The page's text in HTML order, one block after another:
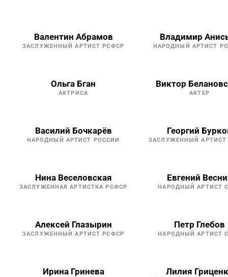
Валентин Абрамов
ЗАСЛУЖЕННЫЙ АРТИСТ РСФСР
Владимир
НАРОДНЫЙ АРТИСТ
Ольга Бган
АКТРИСА
Виктор
АКТЕР
Василий Бочкарёв
НАРОДНЫЙ АРТИСТ РОССИИ
Георгий
ЗАСЛУЖЕННЫЙ АРТИСТ
Нина Веселовская
ЗАСЛУЖЕННАЯ АРТИСТКА РСФСР
Евгений
НАРОДНЫЙ АРТИСТ
Алексей Глазырин
ЗАСЛУЖЕННЫЙ АРТИСТ РСФСР
Петр Глебов
НАРОДНЫЙ АРТИСТ
Ирина Гринева Лилия